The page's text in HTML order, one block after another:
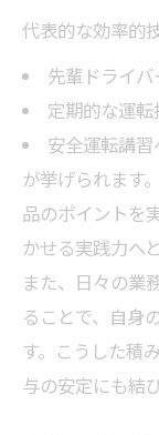
現場で
働きな
プ術
日々の
ドラ
運転
経験者が
経験
現場
ドライ
代表的な効率的
先輩ドライ
定期的な運
安全運転講
が挙げられます
品のポイントを
かせる実践力へ
また、日々の業
ることで、自身
す。こうした積
与の安定にも結